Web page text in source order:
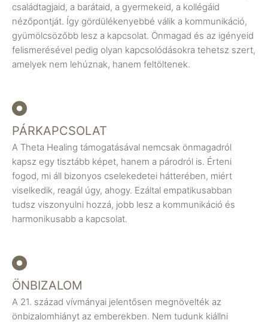
családtagjaid, a barátaid, a gyermekeid, a kollégáid
nézőpontját. Így gördülékenyebbé válik a kommunikáció,
gyümölcsözőbb lesz a kapcsolat. Önmagad és az igényeid
felismerésével pedig olyan kapcsolódásokra tehetsz szert,
amelyek nem lehúznak, hanem feltöltenek.
PÁRKAPCSOLAT
A Theta Healing támogatásával nemcsak önmagadról
kapsz egy tisztább képet, hanem a párodról is. Érteni
fogod, mi áll bizonyos cselekedetei hátterében, miért
viselkedik, reagál úgy, ahogy. Ezáltal empatikusabban
tudsz viszonyulni hozzá, jobb lesz a kommunikáció és
harmonikusabb a kapcsolat.
ÖNBIZALOM
A 21. század vívmányai jelentősen megnövelték az
önbizalomhiányt az emberekben. Nem tudunk kiállni